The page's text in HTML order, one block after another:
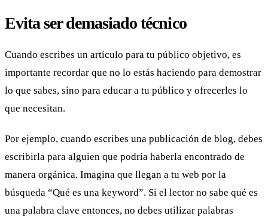
Evita ser demasiado técnico
Cuando escribes un artículo para tu público objetivo, es
importante recordar que no lo estás haciendo para demostrar
lo que sabes, sino para educar a tu público y ofrecerles lo
que necesitan.
Por ejemplo, cuando escribes una publicación de blog, debes
escribirla para alguien que podría haberla encontrado de
manera orgánica. Imagina que llegan a tu web por la
búsqueda “Qué es una keyword”. Si el lector no sabe qué es
una palabra clave entonces, no debes utilizar palabras